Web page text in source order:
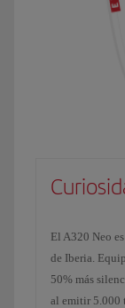
El A320 Neo
de Iberia.
50% más
al emitir 5.000